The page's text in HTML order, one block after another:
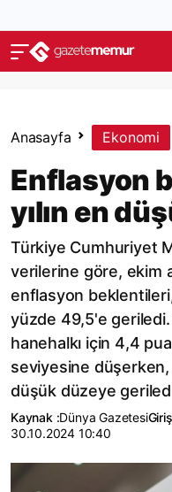
Anasayfa Ekonomi
Enflasyon
yılın en
Türkiye Cumhuriyet
verilerine göre, ekim
enflasyon
yüzde 49,5'e
hanehalkı için 4,4
seviyesine
düşük düzeye
Kaynak :Dünya Gazetesi
30.10.2024 10:40